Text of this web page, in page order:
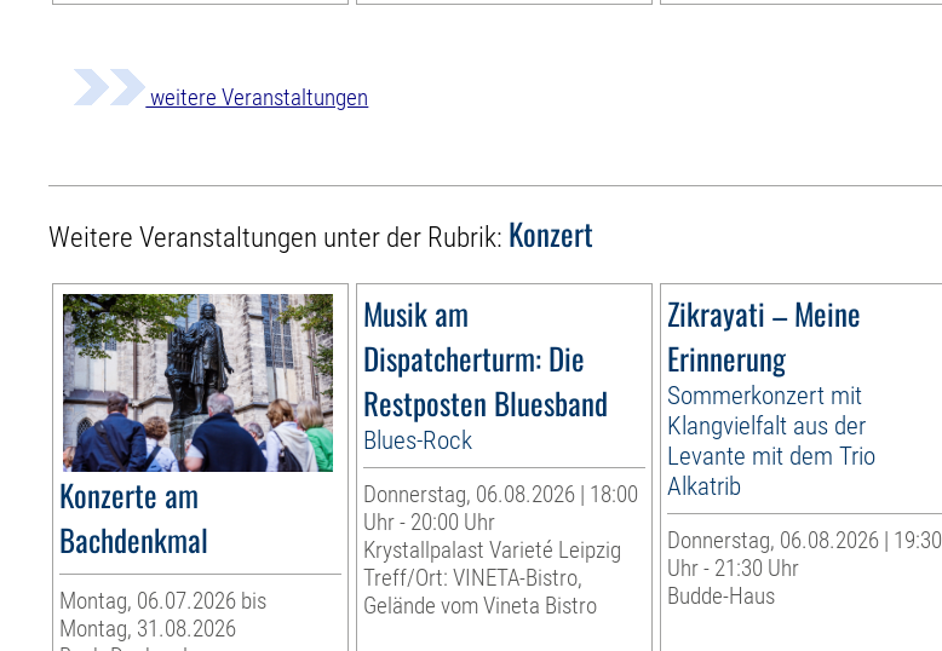
weitere Veranstaltungen
Weitere Veranstaltungen unter der Rubrik: Konzert
Konzerte am
Bachdenkmal
Montag, 06.07.2026 bis
Montag, 31.08.2026
Musik am
Dispatcherturm: Die
Restposten Bluesband
Blues-Rock
Donnerstag, 06.08.2026 | 18:00
Uhr - 20:00 Uhr
Krystallpalast Varieté Leipzig
Treff/Ort: VINETA-Bistro,
Gelände vom Vineta Bistro
Zikrayati – Meine
Erinnerung
Sommerkonzert mit
Klangvielfalt aus der
Levante mit dem Trio
Alkatrib
Donnerstag, 06.08.2026 | 19:30
Uhr - 21:30 Uhr
Budde-Haus